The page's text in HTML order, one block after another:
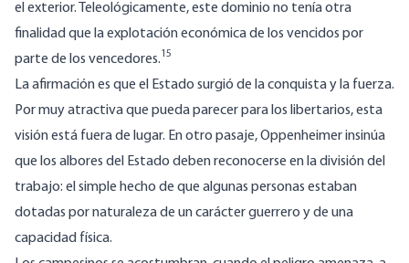
el exterior. Teleológicamente, este dominio no tenía otra
finalidad que la explotación económica de los vencidos por
parte de los vencedores.15
La afirmación es que el Estado surgió de la conquista y la fuerza.
Por muy atractiva que pueda parecer para los libertarios, esta
visión está fuera de lugar. En otro pasaje, Oppenheimer insinúa
que los albores del Estado deben reconocerse en la división del
trabajo: el simple hecho de que algunas personas estaban
dotadas por naturaleza de un carácter guerrero y de una
capacidad física.